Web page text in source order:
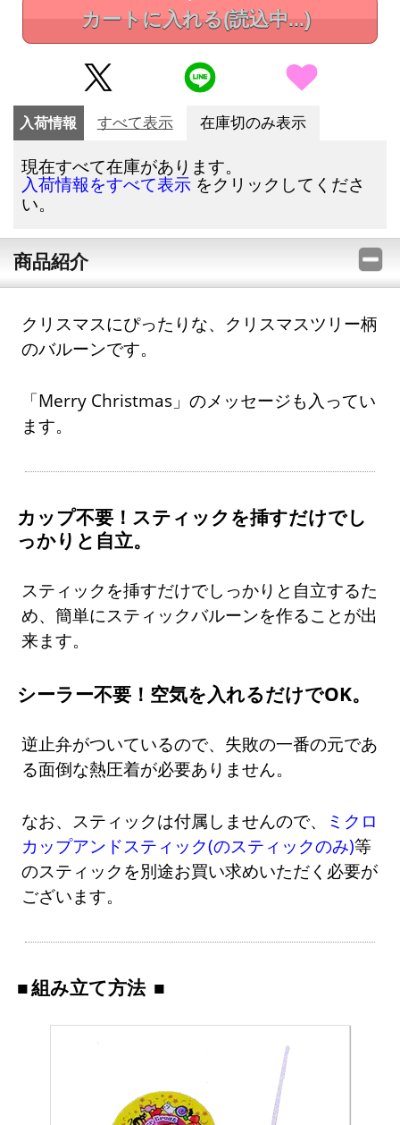
カートに入れる(読込中...)
入荷情報 すべて表示 在庫切のみ表示
現在すべて在庫があります。
入荷情報をすべて表示 をクリックしてくださ
い。
商品紹介
クリスマスにぴったりな、クリスマスツリー柄
のバルーンです。
「Merry Christmas」のメッセージも入ってい
ます。
カップ不要！スティックを挿すだけでし
っかりと自立。
スティックを挿すだけでしっかりと自立するた
め、簡単にスティックバルーンを作ることが出
来ます。
シーラー不要！空気を入れるだけでOK。
逆止弁がついているので、失敗の一番の元であ
る面倒な熱圧着が必要ありません。
なお、スティックは付属しませんので、
ミクロ
カップアンドスティック(のスティックのみ)等
のスティックを別途お買い求めいただく必要が
ございます。
組み立て方法